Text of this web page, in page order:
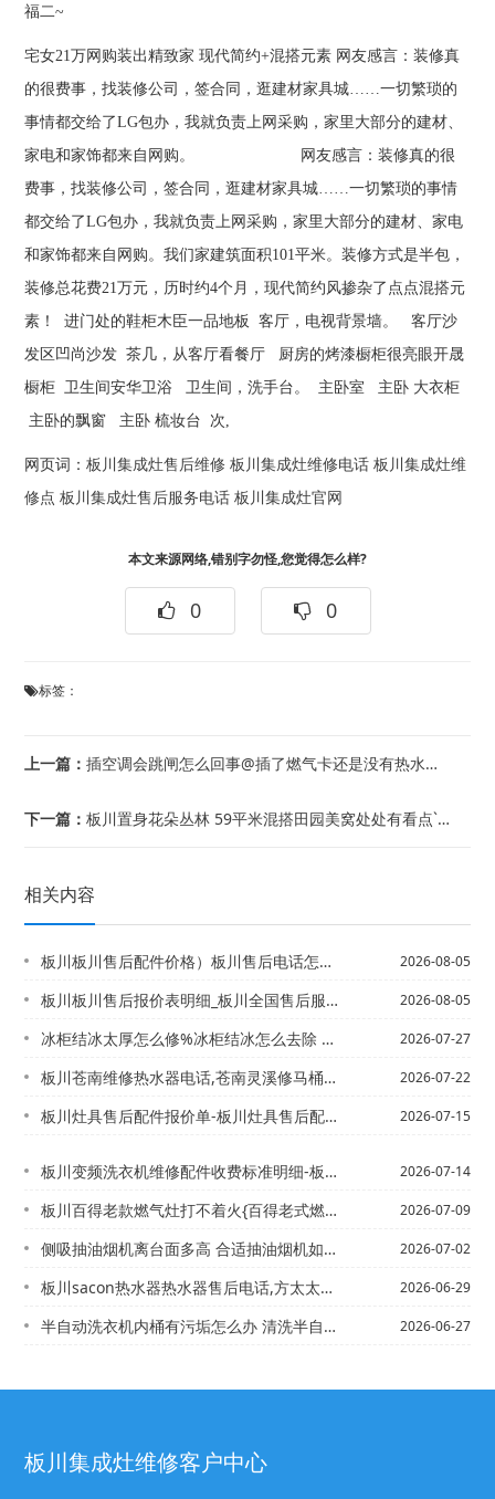
福二~
宅女21万网购装出精致家 现代简约+混搭元素 网友感言：装修真
的很费事，找装修公司，签合同，逛建材家具城……一切繁琐的
事情都交给了LG包办，我就负责上网采购，家里大部分的建材、
家电和家饰都来自网购。 网友感言：装修真的很
费事，找装修公司，签合同，逛建材家具城……一切繁琐的事情
都交给了LG包办，我就负责上网采购，家里大部分的建材、家电
和家饰都来自网购。我们家建筑面积101平米。装修方式是半包，
装修总花费21万元，历时约4个月，现代简约风掺杂了点点混搭元
素！ 进门处的鞋柜木臣一品地板 客厅，电视背景墙。 客厅沙
发区凹尚沙发 茶几，从客厅看餐厅 厨房的烤漆橱柜很亮眼开晟
橱柜 卫生间安华卫浴 卫生间，洗手台。 主卧室 主卧 大衣柜
主卧的飘窗 主卧 梳妆台 次,
网页词：板川集成灶售后维修 板川集成灶维修电话 板川集成灶维
修点 板川集成灶售后服务电话 板川集成灶官网
本文来源网络,错别字勿怪,您觉得怎么样?
0 0
标签：
上一篇：插空调会跳闸怎么回事@插了燃气卡还是没有热水怎么办_燃气热水器无法正常使用的解决...
下一篇：板川置身花朵丛林 59平米混搭田园美窝处处有看点`板川中高端家庭和普通家庭选月嫂...
相关内容
板川板川售后配件价格）板川售后电话怎么联系官方发布 2026-08-05
板川板川售后报价表明细_板川全国售后服务电话最新发布 2026-08-05
冰柜结冰太厚怎么修%冰柜结冰怎么去除 冰柜结冰去除方法 2026-07-27
板川苍南维修热水器电话,苍南灵溪修马桶电话/苍南智能热水器电话,丽水空气能热水器... 2026-07-22
板川灶具售后配件报价单-板川灶具售后配件报价单查询2027年最新收费标准 2026-07-15
板川变频洗衣机维修配件收费标准明细-板川变频洗衣机维修配件收费标准明细表最新的报... 2026-07-14
板川百得老款燃气灶打不着火{百得老式燃气灶打不着火 2026-07-09
侧吸抽油烟机离台面多高 合适抽油烟机如何安装_ 2026-07-02
板川sacon热水器热水器售后电话,方太太售后电话多少`sacon热水器维修电话... 2026-06-29
半自动洗衣机内桶有污垢怎么办 清洗半自动洗衣机内桶污垢的方法+半自动洗衣机排水慢... 2026-06-27
板川集成灶维修客户中心